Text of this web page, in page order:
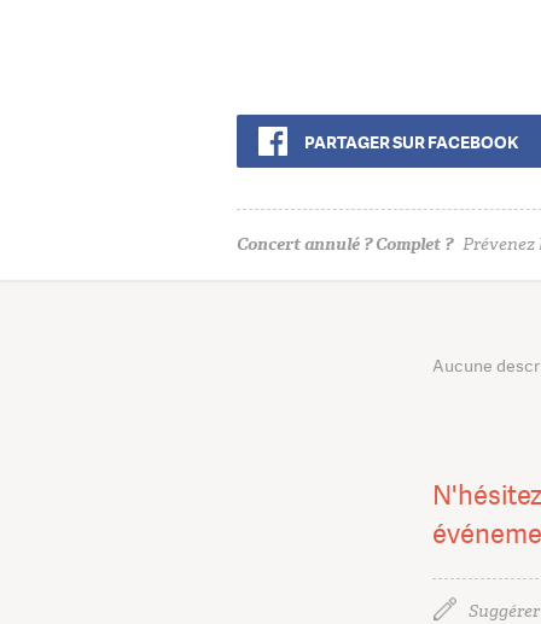
PARTAGER SUR FACEBOOK
Concert annulé ? Complet ? Prévenez
Aucune